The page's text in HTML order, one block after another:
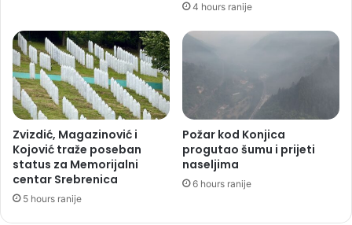
4 hours ranije
Zvizdić, Magazinović i
Kojović traže poseban
status za Memorijalni
centar Srebrenica
5 hours ranije
Požar kod Konjica
progutao šumu i prijeti
naseljima
6 hours ranije